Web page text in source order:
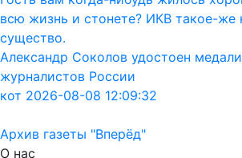
всю жизнь и стонете? ИКВ такое-
существо.
Александр Соколов удостоен
журналистов России
кот 2026-08-08 12:09:32
Архив газеты "Вперёд"
О нас